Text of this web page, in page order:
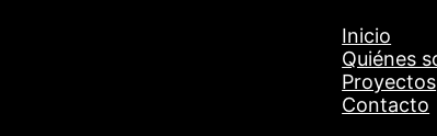
Inicio
Quiénes
Proyectos
Contacto